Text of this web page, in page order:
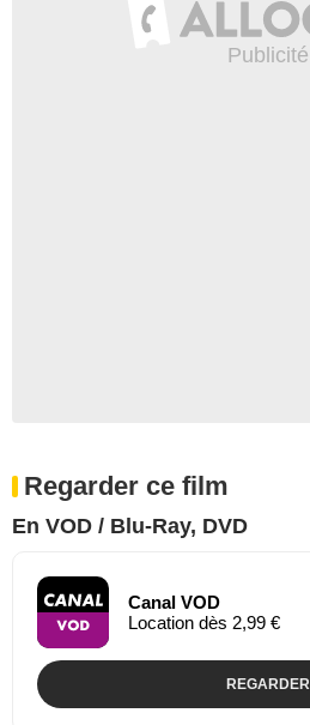
Regarder ce film
En VOD / Blu-Ray, DVD
Canal VOD
Location dès 2,99 €
REGARDER